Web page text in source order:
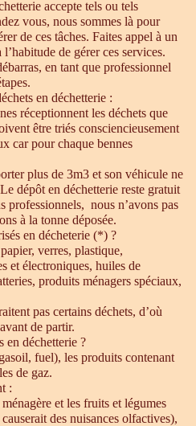
accepte tels ou tels
vous, nous sommes là pour
de ces tâches. Faites appel à un
de gérer ces services.
en tant que professionnel
en déchetterie :
réceptionnent les déchets que
être triés consciencieusement
car pour chaque bennes
plus de 3m3 et son véhicule ne
dépôt en déchetterie reste gratuit
professionnels, nous n’avons pas
à la tonne déposée.
en décheterie (*) ?
verres, plastique,
et électroniques, huiles de
produits ménagers spéciaux,
pas certains déchets, d’où
de partir.
en déchetterie ?
fuel), les produits contenant
de gaz.
:
et les fruits et légumes
des nuisances olfactives),